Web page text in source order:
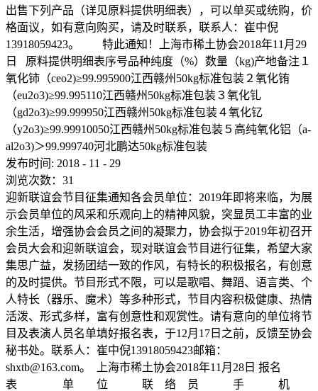
出售下列产品（详见原料提供明细表），可以单买或统购，价
格面议，如有意向购买，请及时联系，联系人：崔中倪
13918059423。 特此通知！上海市稀土协会2018年11月29
日 原料提供明细表序号品种纯度（%）数量（kg)产地备注１
氧化铈（ceo2)≥99.995900江西赣州50kg标准包装２氧化铕
（eu2o3)≥99.995110江西赣州50kg标准包装３氧化钆
（gd2o3)≥99.999950江西赣州50kg标准包装４氧化钇
（y2o3)≥99.99910050江西赣州50kg标准包装５高纯氧化铝（a-
al2o3)＞99.999740河北鹏达50kg标准包装
发布时间: 2018 - 11 - 29
浏览次数： 31
迎新联谊会节目征集通知各会员单位：2019年即将来临，为展
示会员单位的风采和乐观向上的精神风貌，突显员工丰富的业
余生活，增强协会会员之间的凝聚力，协会拟于2019年初召开
会员大会和迎新联谊会，现对联谊会节目进行征集，希望大家
集思广益，发扬团结一致的作风，有特长的积极报名，有创意
的及时提供。节目形式不限，可以是歌唱、舞蹈、语言类、个
人特长（器乐、魔术）等多种形式，节目内容积极健康、热情
活泼、形式多样，富有创意性和观赏性。请有意向的单位将节
目及表演人员名单填好报名表，于12月17日之前，反馈至协会
秘书处。联系人：崔中倪13918059423邮箱：
shxtb@163.com。 上海市稀土协会2018年11月28日 报名
表 单 位 联 络 员 手 机